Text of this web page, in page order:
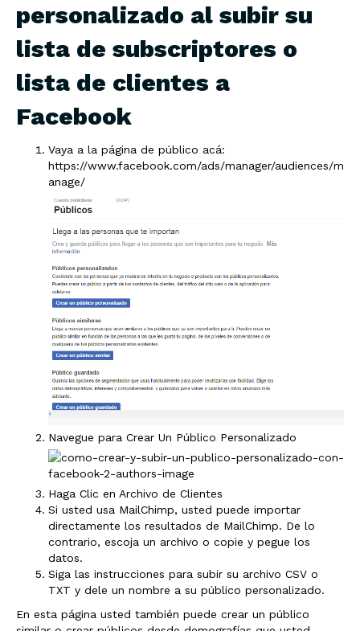
personalizado al subir su
lista de subscriptores o
lista de clientes a
Facebook
Vaya a la página de público acá:
https://www.facebook.com/ads/manager/audiences/m
anage/
Navegue para Crear Un Público Personalizado
Haga Clic en Archivo de Clientes
Si usted usa MailChimp, usted puede importar
directamente los resultados de MailChimp. De lo
contrario, escoja un archivo o copie y pegue los
datos.
Siga las instrucciones para subir su archivo CSV o
TXT y dele un nombre a su público personalizado.
En esta página usted también puede crear un público